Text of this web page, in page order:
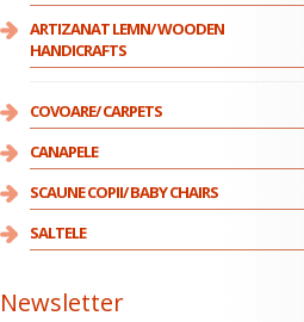
ARTIZANAT LEMN/ WOODEN
HANDICRAFTS
COVOARE/ CARPETS
CANAPELE
SCAUNE COPII/ BABY CHAIRS
SALTELE
Newsletter